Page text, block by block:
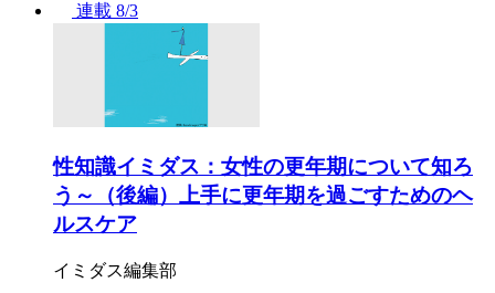
連載 8/3
性知識イミダス：女性の更年期について知ろ
う～（後編）上手に更年期を過ごすためのヘ
ルスケア
イミダス編集部